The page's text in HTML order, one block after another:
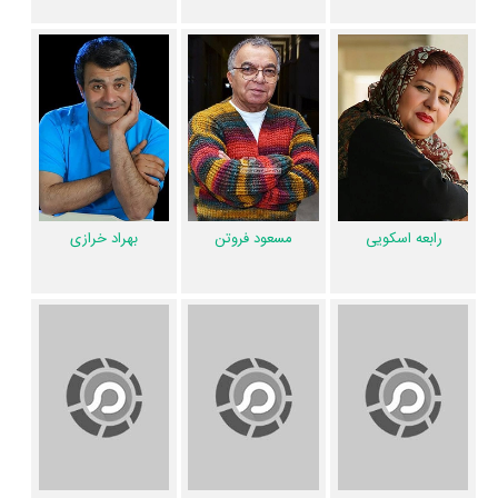
بینمان از چالش های پیش رو می آموزیم و با امید به آینده تلاش می کنیم.»
سریال منم دوستت دارم 2 و کارنامه فعالیت کارگردان و بازیگران
از نظر تاریخچه فعالیت کارگردان و بازیگران سریال منم دوستت دارم 2 نیز
آمارها و نکات جذابی را می‌توان بیان کرد. براساس آمارها سریال منم دوستت
دارم 2 به طور متوسط فعالیت 27ام بازیگران این اثر است.
همچنین براساس امتیاز مردم سریال منم دوستت دارم 2 بدترین اثر
شهره
خرازیدر حرفه بازیگری محسوب می‌شود.
این اثر تجربه کرده‌اند، در واقع در منم دوستت دارم 2 2 سریال اولی بوده‌اند:
معصومه تیزچنگو
همچنینمجید پرکار رضائیه
کارگردان منم دوستت دارم 2 اولین همکاری خود با
رابعه اسکویی مسعود فروتن بهراد خرازی